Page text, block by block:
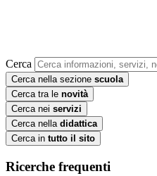
Cerca
Cerca nella sezione scuola
Cerca tra le novità
Cerca nei servizi
Cerca nella didattica
Cerca in tutto il sito
Ricerche frequenti